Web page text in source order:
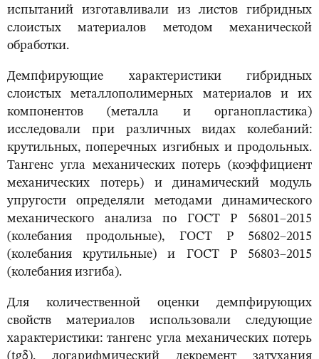
испытаний изготавливали из листов гибридных
слоистых материалов методом механической
обработки.
Демпфирующие характеристики гибридных
слоистых металлополимерных материалов и их
компонентов (металла и органопластика)
исследовали при различных видах колебаний:
крутильных, поперечных изгибных и продольных.
Тангенс угла механических потерь (коэффициент
механических потерь) и динамический модуль
упругости определяли методами динамического
механического анализа по ГОСТ Р 56801–2015
(колебания продольные), ГОСТ Р 56802–2015
(колебания крутильные) и ГОСТ Р 56803–2015
(колебания изгиба).
Для количественной оценки демпфирующих
свойств материалов использовали следующие
характеристики: тангенс угла механических потерь